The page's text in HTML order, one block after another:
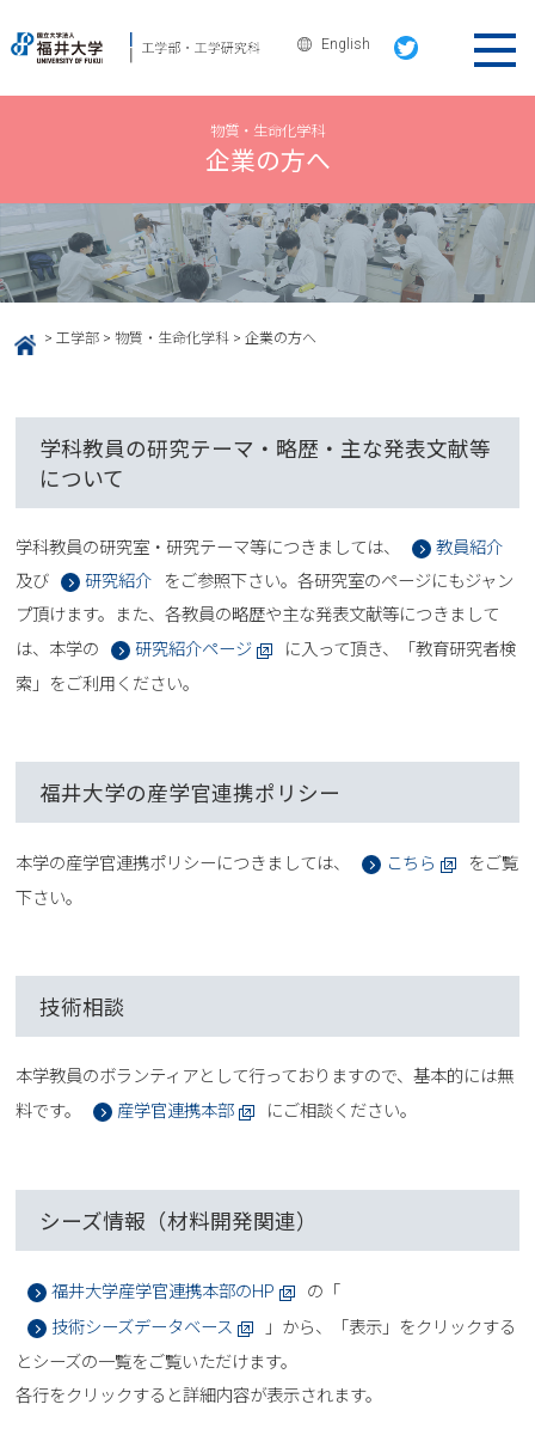
English
物質・生命化学科
企業の方へ
HOME > 工学部> 物質・生命化学科> 企業の方へ
学科教員の研究テーマ・略歴・主な発表文献等
について
学科教員の研究室・研究テーマ等につきましては、
教員紹介
及び
研究紹介
をご参照下さい。各研究室のページにもジャン
プ頂けます。また、各教員の略歴や主な発表文献等につきまして
は、本学の
研究紹介ページ
に入って頂き、「教育研究者検
索」をご利用ください。
福井大学の産学官連携ポリシー
本学の産学官連携ポリシーにつきましては、 こちら
をご覧
下さい。
技術相談
本学教員のボランティアとして行っておりますので、基本的には無
料です。
産学官連携本部 にご相談ください。
シーズ情報（材料開発関連）
福井大学産学官連携本部のHP
の「
技術シーズデータベース
」から、「表示」をクリックする
とシーズの一覧をご覧いただけます。
各行をクリックすると詳細内容が表示されます。